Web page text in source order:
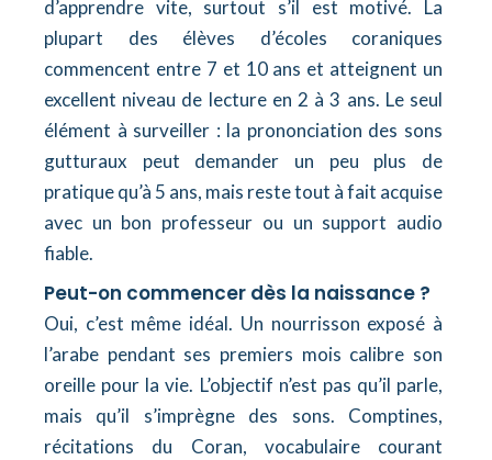
d’apprendre vite, surtout s’il est motivé. La
plupart des élèves d’écoles coraniques
commencent entre 7 et 10 ans et atteignent un
excellent niveau de lecture en 2 à 3 ans. Le seul
élément à surveiller : la prononciation des sons
gutturaux peut demander un peu plus de
pratique qu’à 5 ans, mais reste tout à fait acquise
avec un bon professeur ou un support audio
fiable.
Peut-on commencer dès la naissance ?
Oui, c’est même idéal. Un nourrisson exposé à
l’arabe pendant ses premiers mois calibre son
oreille pour la vie. L’objectif n’est pas qu’il parle,
mais qu’il s’imprègne des sons. Comptines,
récitations du Coran, vocabulaire courant